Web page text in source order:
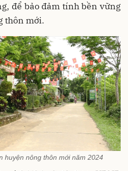
để bảo đảm tính bền vững
thôn mới.
huyện nông thôn mới năm 2024